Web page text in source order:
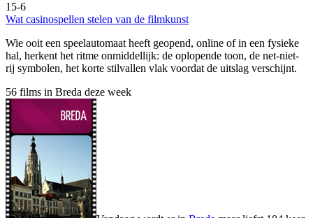
15-6
Wat casinospellen stelen van de filmkunst
Wie ooit een speelautomaat heeft geopend, online of in een fysieke
hal, herkent het ritme onmiddellijk: de oplopende toon, de net-niet-
rij symbolen, het korte stilvallen vlak voordat de uitslag verschijnt.
56 films in Breda deze week